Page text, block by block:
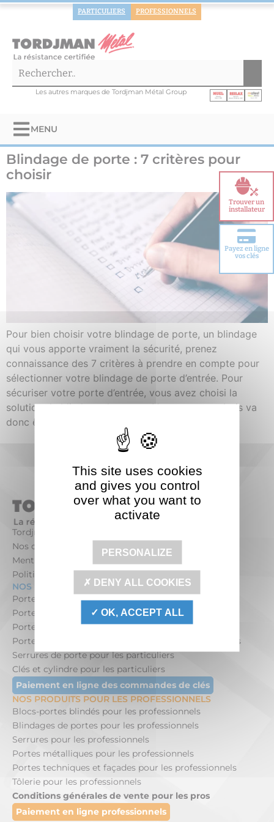
PARTICULIERS PROFESSIONNELS
Les autres marques de Tordjman Métal Group
MENU
Trouver un
installateur
Choisir votre
Payez en ligne
vos clés
Blindage de porte : 7 critères pour
choisir
Pour bien choisir votre blindage de porte, un blindage
qui vous apporte vraiment la sécurité, prenez
connaissance des 7 critères à prendre en compte pour
sélectionner votre blindage de porte d’entrée. Pour
sécuriser votre porte d’entrée, vous avez choisi la
solution du blindage de porte . Votre porte en bois va
donc être conservée et […]
Tordjman Métal
Nos offres d’emploi
Mentions légales
Politique de confidentialité
NOS PRODUITS POUR LES PARTICULIERS
Portes blindées maison pour les particuliers
Portes blindées appartement pour les particuliers
Portes de cave pour les particuliers
Portes blindées entrée de service pour les particuliers
Serrures de porte pour les particuliers
Clés et cylindre pour les particuliers
Paiement en ligne des commandes de clés
NOS PRODUITS POUR LES PROFESSIONNELS
Blocs-portes blindés pour les professionnels
Blindages de portes pour les professionnels
Serrures pour les professionnels
Portes métalliques pour les professionnels
Portes techniques et façades pour les professionnels
Tôlerie pour les professionnels
Conditions générales de vente pour les pros
Paiement en ligne professionnels
This site uses cookies
and gives you control
over what you want to
activate
PERSONALIZE
DENY ALL COOKIES
OK, ACCEPT ALL